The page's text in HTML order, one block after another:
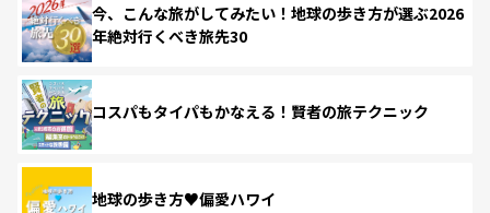
今、こんな旅がしてみたい！地球の歩き方が選ぶ2026
年絶対行くべき旅先30
コスパもタイパもかなえる！賢者の旅テクニック
地球の歩き方♥偏愛ハワイ